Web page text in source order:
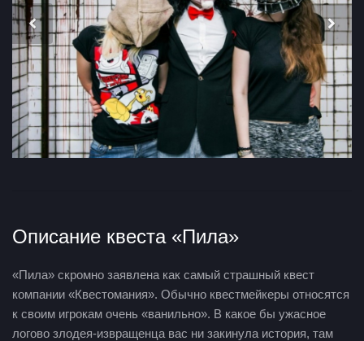
Описание квеста «Пила»
«Пила» скромно заявлена как самый страшный квест
компании «Квестомания». Обычно квестмейкеры относятся
к своим игрокам очень «ванильно». В какое бы ужасное
логово злодея-извращенца вас ни закинула история, там